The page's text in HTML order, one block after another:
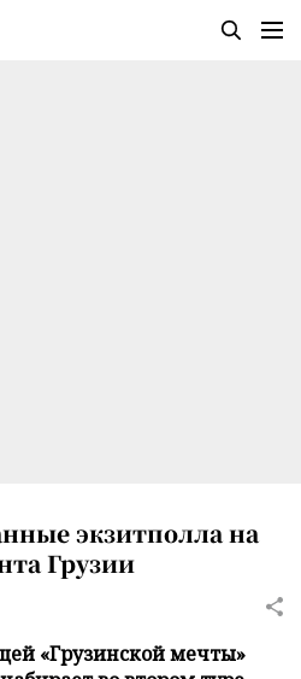
экзитполла на
Грузии
«Грузинской мечты»